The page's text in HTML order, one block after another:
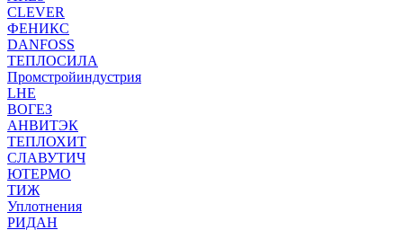
CLEVER
ФЕНИКС
DANFOSS
ТЕПЛОСИЛА
Промстройиндустрия
LHE
ВОГЕЗ
АНВИТЭК
ТЕПЛОХИТ
СЛАВУТИЧ
ЮТЕРМО
ТИЖ
Уплотнения
РИДАН